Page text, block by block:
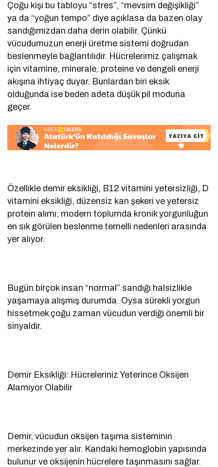
Çoğu kişi bu tabloyu “stres”, “mevsim değişikliği”
ya da “yoğun tempo” diye açıklasa da bazen olay
sandığımızdan daha derin olabilir. Çünkü
vücudumuzun enerji üretme sistemi doğrudan
beslenmeyle bağlantılıdır. Hücrelerimiz çalışmak
için vitamine, minerale, proteine ve dengeli enerji
akışına ihtiyaç duyar. Bunlardan biri eksik
olduğunda ise beden adeta düşük pil moduna
geçer.
Özellikle demir eksikliği, B12 vitamini yetersizliği, D
vitamini eksikliği, düzensiz kan şekeri ve yetersiz
protein alımı; modern toplumda kronik yorgunluğun
en sık görülen beslenme temelli nedenleri arasında
yer alıyor.
Bugün birçok insan “normal” sandığı halsizlikle
yaşamaya alışmış durumda. Oysa sürekli yorgun
hissetmek çoğu zaman vücudun verdiği önemli bir
sinyaldir.
Demir Eksikliği: Hücreleriniz Yeterince Oksijen
Alamıyor Olabilir
Demir, vücudun oksijen taşıma sisteminin
merkezinde yer alır. Kandaki hemoglobin yapısında
bulunur ve oksijenin hücrelere taşınmasını sağlar.